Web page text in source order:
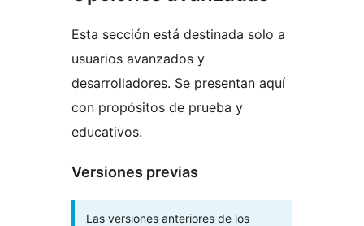
Esta sección está destinada solo a
usuarios avanzados y
desarrolladores. Se presentan aquí
con propósitos de prueba y
educativos.
Versiones previas
Las versiones anteriores de los